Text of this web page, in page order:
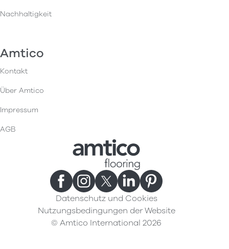
Nachhaltigkeit
Amtico
Kontakt
Über Amtico
Impressum
AGB
Datenschutz und Cookies
Nutzungsbedingungen der Website
© Amtico International 2026